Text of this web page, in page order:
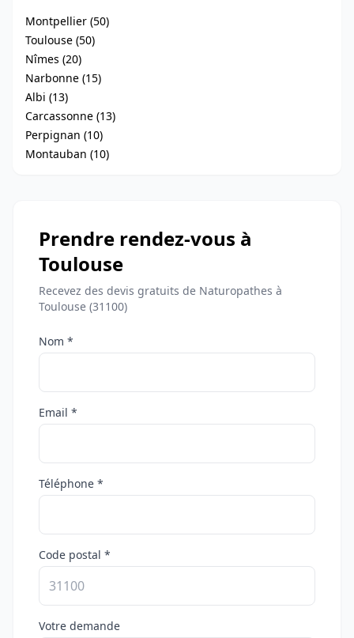
Montpellier (50)
Toulouse (50)
Nîmes (20)
Narbonne (15)
Albi (13)
Carcassonne (13)
Perpignan (10)
Montauban (10)
Prendre rendez-vous à
Toulouse
Recevez des devis gratuits de Naturopathes à
Toulouse (31100)
Nom *
Email *
Téléphone *
Code postal *
Votre demande